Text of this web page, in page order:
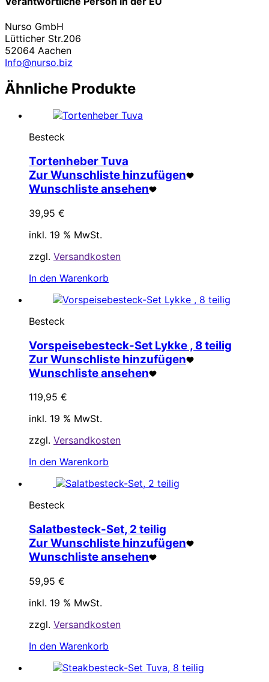
Nurso GmbH
Lütticher Str.206
52064 Aachen
Info@nurso.biz
Ähnliche Produkte
Besteck
Tortenheber Tuva
Zur Wunschliste hinzufügen
Wunschliste ansehen
39,95 €
inkl. 19 % MwSt.
zzgl. Versandkosten
In den Warenkorb
Besteck
Vorspeisebesteck-Set Lykke , 8 teilig
Zur Wunschliste hinzufügen
Wunschliste ansehen
119,95 €
inkl. 19 % MwSt.
zzgl. Versandkosten
In den Warenkorb
Besteck
Salatbesteck-Set, 2 teilig
Zur Wunschliste hinzufügen
Wunschliste ansehen
59,95 €
inkl. 19 % MwSt.
zzgl. Versandkosten
In den Warenkorb